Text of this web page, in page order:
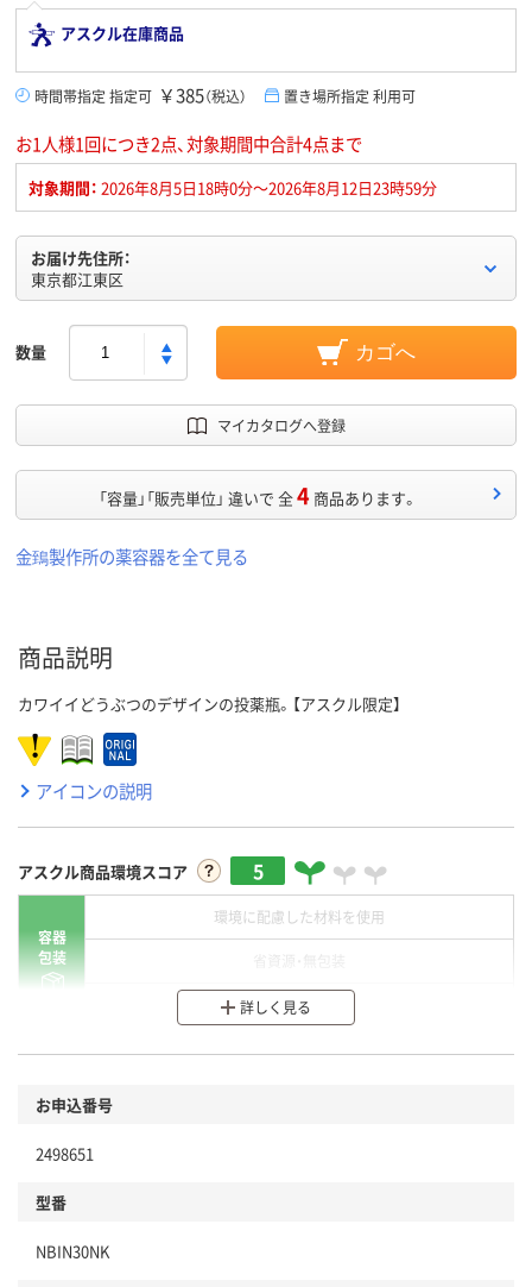
アスクル在庫商品
時間帯指定 指定可 ￥385（税込） 置き場所指定 利用可
お1人様1回につき2点、対象期間中合計4点まで
対象期間： 2026年8月5日18時0分～2026年8月12日23時59分
お届け先住所：
東京都江東区
数量 カゴへ
マイカタログへ登録
「容量」「販売単位」 違いで 全4 商品あります。
金鵄製作所の薬容器を全て見る
商品説明
カワイイどうぶつのデザインの投薬瓶。【アスクル限定】
アイコンの説明
アスクル商品環境スコア 5
容器
包装
環境に配慮した材料を使用
分別・リサイクルしやすい設計
本体
仕組
詳しく見る
お申込番号
2498651
型番
NBIN30NK